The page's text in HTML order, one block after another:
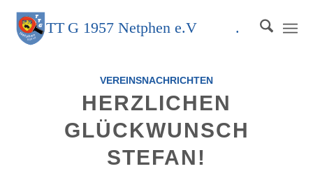
TT G 1957 Netphen e.V .
VEREINSNACHRICHTEN
HERZLICHEN
GLÜCKWUNSCH
STEFAN!